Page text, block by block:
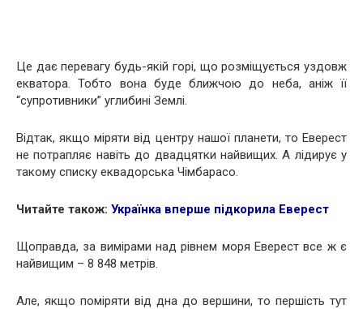
Це дає перевагу будь-якій горі, що розміщується уздовж
екватора. Тобто вона буде ближчою до неба, аніж її
“супротивники” углибині Землі.
Відтак, якщо міряти від центру нашої планети, то Еверест
не потрапляє навіть до двадцятки найвищих. А лідирує у
такому списку еквадорська Чімбарасо.
Читайте також: Українка вперше підкорила Еверест
Щоправда, за вимірами над рівнем моря Еверест все ж є
найвищим – 8 848 метрів.
Але, якщо поміряти від дна до вершини, то першість тут